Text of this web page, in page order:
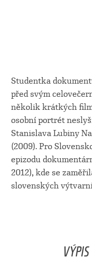
Studentka
před svým
několik krátkých
osobní portrét
Stanislava Lubiny
(2009). Pro
epizodu
2012), kde se
slovenských